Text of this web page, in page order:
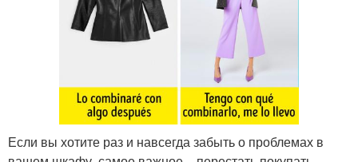
Если вы хотите раз и навсегда забыть о проблемах в